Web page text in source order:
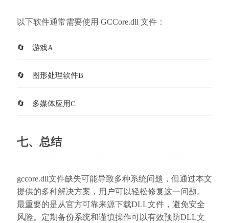
以下软件通常需要使用 GCCore.dll 文件：
游戏A
图形处理软件B
多媒体应用C
七、总结
gccore.dll文件缺失可能导致多种系统问题，但通过本文
提供的多种解决方案，用户可以轻松修复这一问题。
最重要的是从官方可靠来源下载DLL文件，避免安全
风险。定期备份系统和谨慎操作可以有效预防DLL文